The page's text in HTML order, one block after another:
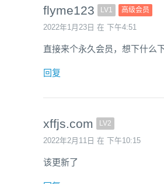
flyme123 LV1 高级会员
2022年1月23日 在 下午4:51
直接来个永久会员，想下什么
回复
xffjs.com LV2
2022年2月11日 在 下午10:15
该更新了